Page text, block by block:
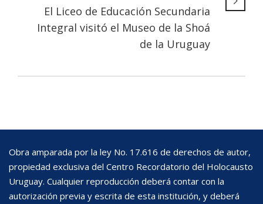
El Liceo de Educación Secundaria
Integral visitó el Museo de la Shoá
de la Uruguay
Obra amparada por la ley No. 17.616 de derechos de autor,
propiedad exclusiva del Centro Recordatorio del Holocausto
Uruguay. Cualquier reproducción deberá contar con la
autorización previa y escrita de esta institución, y deberá